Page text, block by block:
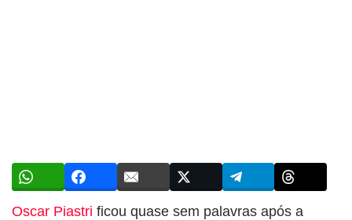
Oscar Piastri ficou quase sem palavras após a